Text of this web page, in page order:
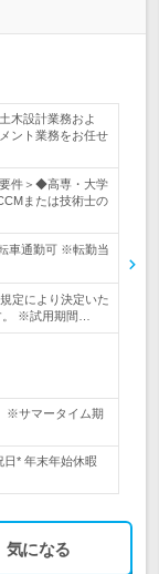
木設計業務およ
ント業務をお任せ
要件＞◆高専・大学
または技術士の
車通勤可 ※転勤当
定により決定いた
。 ※試用期間…
※サマータイム期
* 年末年始休暇
気になる